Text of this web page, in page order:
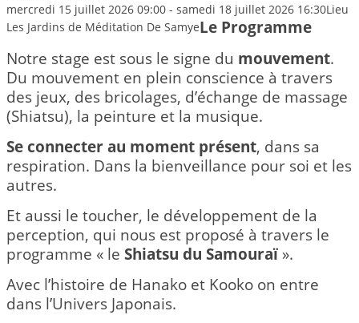
mercredi 15 juillet 2026 09:00 - samedi 18 juillet 2026 16:30Lieu
Les Jardins de Méditation De SamyeLe Programme
Notre stage est sous le signe du mouvement.
Du mouvement en plein conscience à travers
des jeux, des bricolages, d’échange de massage
(Shiatsu), la peinture et la musique.
Se connecter au moment présent, dans sa
respiration. Dans la bienveillance pour soi et les
autres.
Et aussi le toucher, le développement de la
perception, qui nous est proposé à travers le
programme « le Shiatsu du Samouraï ».
Avec l’histoire de Hanako et Kooko on entre
dans l’Univers Japonais.